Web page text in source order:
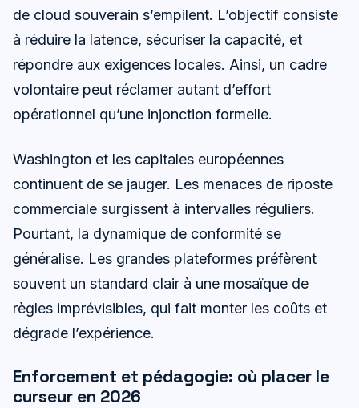
de cloud souverain s’empilent. L’objectif consiste
à réduire la latence, sécuriser la capacité, et
répondre aux exigences locales. Ainsi, un cadre
volontaire peut réclamer autant d’effort
opérationnel qu’une injonction formelle.
Washington et les capitales européennes
continuent de se jauger. Les menaces de riposte
commerciale surgissent à intervalles réguliers.
Pourtant, la dynamique de conformité se
généralise. Les grandes plateformes préfèrent
souvent un standard clair à une mosaïque de
règles imprévisibles, qui fait monter les coûts et
dégrade l’expérience.
Enforcement et pédagogie: où placer le
curseur en 2026